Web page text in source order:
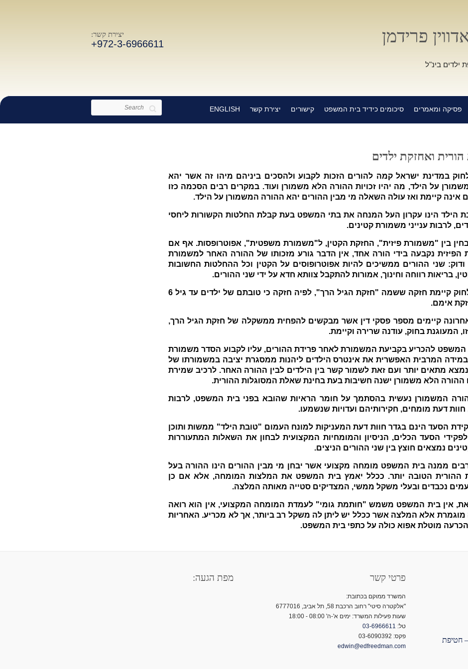
פרידמן
ילדים בינ"ל
יצירת קשר:
+972-3-6966611
Search
פסיקה ומאמרים סיכומים כידיד בית המשפט קישורים יצירת קשר ENGLISH
ואחזקת ילדים
במדינת ישראל קמה להורים הזכות לקבוע ולהסכים ביניהם מיהו זה אשר יהא
על הילד, מה יהיו זכויות ההורה הלא משמורן ועוד. במקרים רבים הסכמה כזו
אינה קיימת ואז עולה השאלה מי מבין ההורים יהא ההורה המשמורן על הילד.
הילד הינו עקרון העל המנחה את בתי המשפט בעת קבלת החלטות הקשורות ליחסי
לרבות ענייני משמורת קטינים.
בין "משמורת פיזית", החזקת הקטין, ל"משמורת משפטית", אפוטרופסות. אף אם
הפיזית נקבעה בידי הורה אחד, אין הדבר גורע מזכותו של ההורה האחר למשמורת
שני ההורים ממשיכים להיות אפוטרופוסים על הקטין וכל ההחלטות החשובות
בריאות רווחה וחינוך, אמורות להתקבל צוותא חדא על ידי שני ההורים.
בהתאם לחוק קיימת חזקה ששמה "חזקת הגיל הרך", לפיה חזקה כי טובתם של ילדים עד גיל 6
אימם.
קיימים מספר פסקי דין אשר מבקשים להפחית ממשקלה של חזקת הגיל הרך,
המעוגנת בחוק, עודנה שרירה וקיימת.
המשפט להכריע בקביעת המשמורת לאחר פרידת ההורים, עליו לקבוע הסדר משמורת
המרבית האפשרית את אינטרס הילדים ליהנות ממסגרת יציבה במשמורתו של
מתאים יותר ועם זאת לשמור קשר בין הילדים לבין ההורה האחר. לרכיב שמירת
הלא משמורן ישנה חשיבות בעת בחינת שאלת המסוגלות ההורית.
המשמורן נעשית בהסתמך על חומר הראיות שהובא בפני בית המשפט, לרבות
דעת מומחים, חקירותיהם ועדויות שנשמעו.
הסעד הינם בגדר חוות דעת המעניקות למונח העמום "טובת הילד" ממשות ותוכן
לפקידי הסעד הכלים, הניסיון והמומחיות המקצועית לבחון את השאלות המתעוררות
נמצאים חוצץ בין שני ההורים הניצים.
ממנה בית המשפט מומחה מקצועי אשר יבחן מי מבין ההורים הינו ההורה בעל
ההורית הטובה יותר. ככלל יאמץ בית המשפט את המלצות המומחה, אלא אם כן
נכבדים ובעלי משקל ממשי, המצדיקים סטייה מאותה המלצה.
אין בית המשפט משמש "חותמת גומי" לעמדת המומחה המקצועי, אין הוא רואה
אלא המלצה אשר ככלל יש ליתן לה משקל רב ביותר, אך לא מכריע. האחריות
מוטלת אפוא כולה על כתפי בית המשפט.
האג – חטיפת
פרטי קשר
המשרד ממוקם בכתובת:
"אלקטרה סיטי" רחוב הרכבת 58, תל אביב, 6777016
שעות פעילות המשרד: ימים א'-ה' 08:00 - 18:00
טל: 03-6966611
פקס: 03-6090392
edwin@edfreedman.com
מפת הגעה: